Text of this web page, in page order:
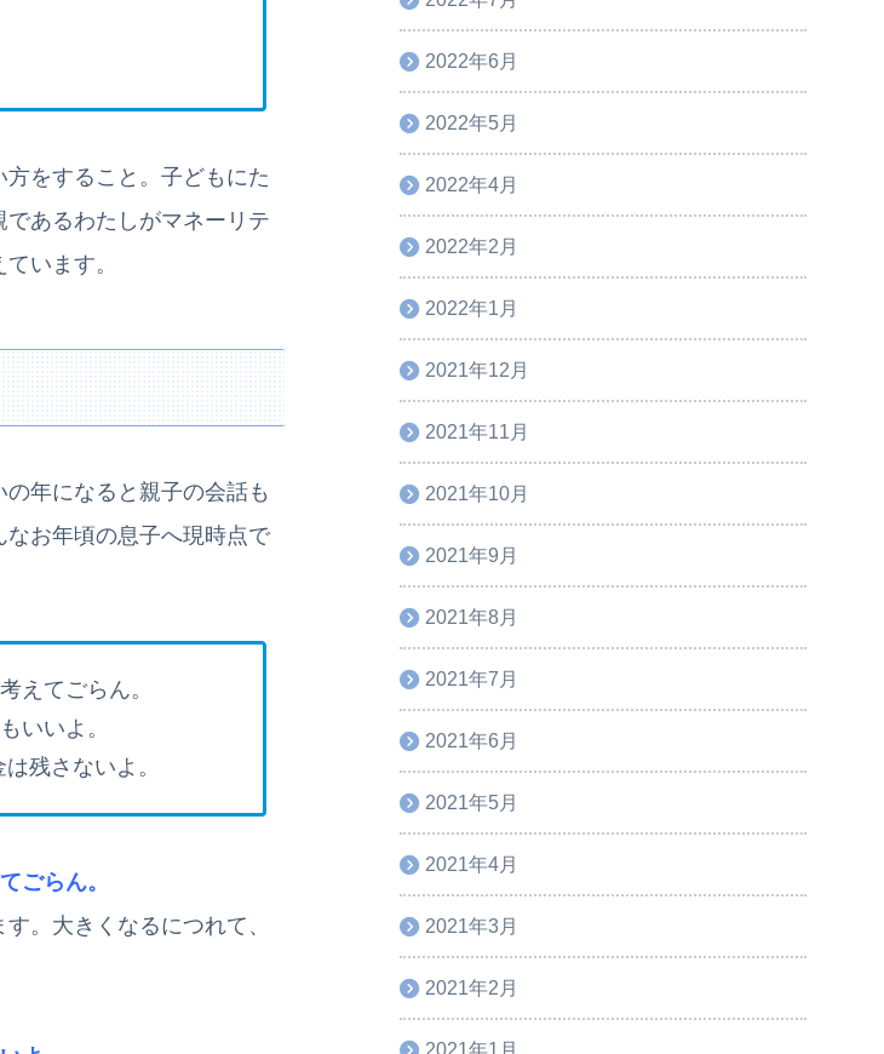
をすること。子どもにた
あるわたしがマネーリテ
います。
年になると親子の会話も
お年頃の息子へ現時点で
えてごらん。
いいよ。
残さないよ。
ごらん。
。大きくなるにつれて、
2022年6月
2022年5月
2022年4月
2022年2月
2022年1月
2021年12月
2021年11月
2021年10月
2021年9月
2021年8月
2021年7月
2021年6月
2021年5月
2021年4月
2021年3月
2021年2月